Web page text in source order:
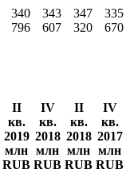
340
796
343
607
347
320
335
670
II
кв.
2019
млн
RUB
IV
кв.
2018
млн
RUB
II
кв.
2018
млн
RUB
IV
кв.
2017
млн
RUB